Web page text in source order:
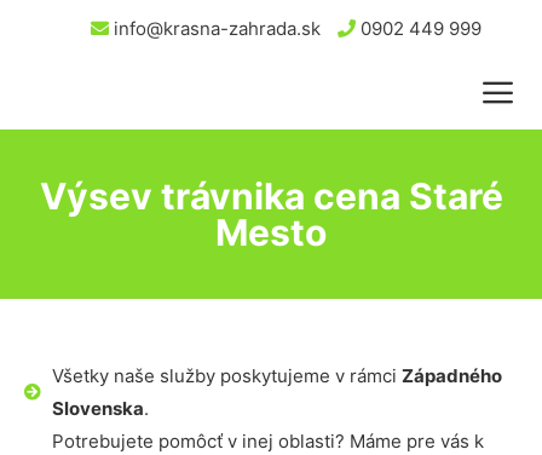
info@krasna-zahrada.sk 0902 449 999
Výsev trávnika cena Staré
Mesto
Všetky naše služby poskytujeme v rámci Západného
Slovenska.
Potrebujete pomôcť v inej oblasti? Máme pre vás k